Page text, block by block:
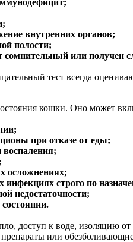
внутренних органов;
полости;
сомнительный или получен
тест всегда
кошки. Оно может
при отказе от еды;
осложнениях;
строго по
недостаточности;
доступ к воде, изоляцию
или